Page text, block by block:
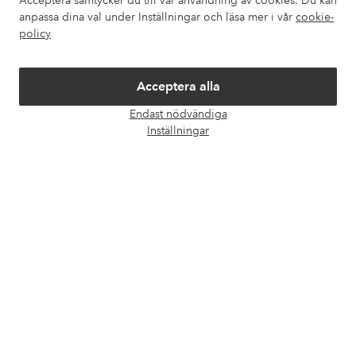
anpassa dina val under Inställningar och läsa mer i vår cookie-
policy
Acceptera alla
Endast nödvändiga
Inställningar
Om Ellos
Villkor